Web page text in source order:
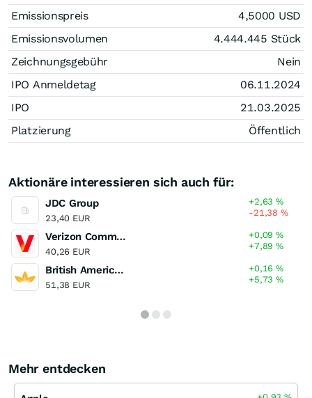
Emissionspreis
4,5000 USD
Emissionsvolumen
4.444.445 Stück
Zeichnungsgebühr
Nein
IPO Anmeldetag
06.11.2024
IPO
21.03.2025
Platzierung
Öffentlich
Aktionäre interessieren sich auch für:
JDC Group
23,40 EUR
+2,63%
-21,38%
Verizon Communications
40,26 EUR
+0,09%
+7,89%
British American Tobacco
51,38 EUR
+0,16%
+5,73%
Mehr entdecken